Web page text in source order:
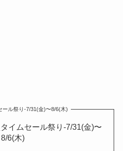
ール祭り-7/31(金)〜8/6(木)
イムセール祭り-7/31(金)〜
8/6(木)